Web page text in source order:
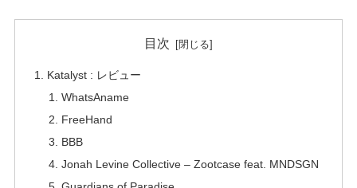
目次
Katalyst : レビュー
WhatsAname
FreeHand
BBB
Jonah Levine Collective – Zootcase feat. MNDSGN